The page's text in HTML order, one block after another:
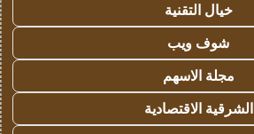
خيال التقنية
شوف ويب
مجلة الاسهم
الشرقية الاقتصادية